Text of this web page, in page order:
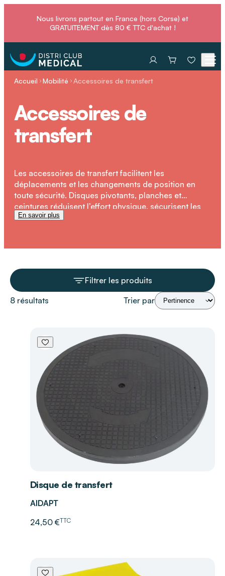
Nous livrons partout en France (hors Corse) et
GRATUITEMENT dès 80 € TTC d'achat !
Accueil Mobilité Accessoires de transfert
Accessoires de
transfert
Les accessoires de transfert facilitent les
déplacements et les changements de position en
toute sécurité. Disques pivotants, planches et
ceintures réduisent l’effort physique, sécurisent les
gestes et boostent l’autonomie des personnes à
En savoir plus
Filtrer les produits
8 résultats Trier par
Disque de transfert
AIDAPT
24,50 €TTC